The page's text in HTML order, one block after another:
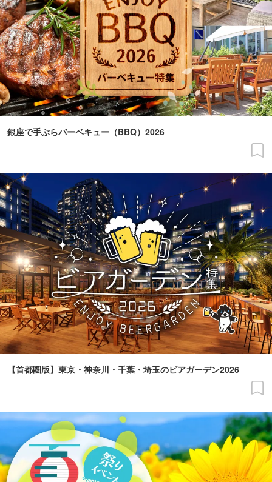
銀座で手ぶらバーベキュー（BBQ）2026
【首都圏版】東京・神奈川・千葉・埼玉のビアガーデン2026